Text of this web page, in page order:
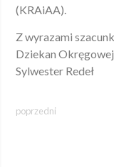
(KRAiAA).
Z wyrazami
Dziekan
Sylwester Redeł
poprzedni